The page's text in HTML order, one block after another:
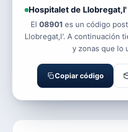
Hospitalet de Llobregat,l'
El 08901 es un código
Llobregat,l'. A continuación
y zonas que lo
Copiar código